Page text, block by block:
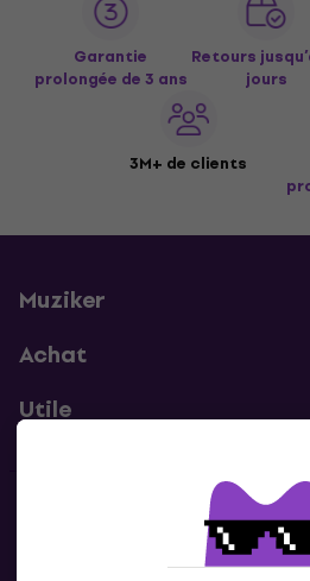
Garantie
prolongée de 3 ans
Retours
jours
3M+ de clients
Muziker
Achat
Utile
Contacte